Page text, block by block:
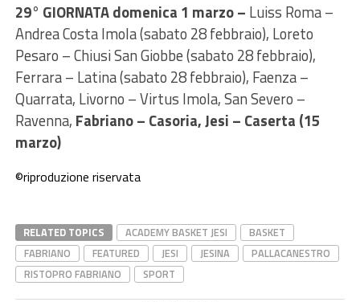
29° GIORNATA domenica 1 marzo – Luiss Roma –
Andrea Costa Imola (sabato 28 febbraio), Loreto
Pesaro – Chiusi San Giobbe (sabato 28 febbraio),
Ferrara – Latina (sabato 28 febbraio), Faenza –
Quarrata, Livorno – Virtus Imola, San Severo –
Ravenna, Fabriano – Casoria, Jesi – Caserta (15
marzo)
©riproduzione riservata
RELATED TOPICS ACADEMY BASKET JESI
BASKET
FABRIANO
FEATURED JESI JESINA
PALLACANESTRO
RISTOPRO FABRIANO
SPORT